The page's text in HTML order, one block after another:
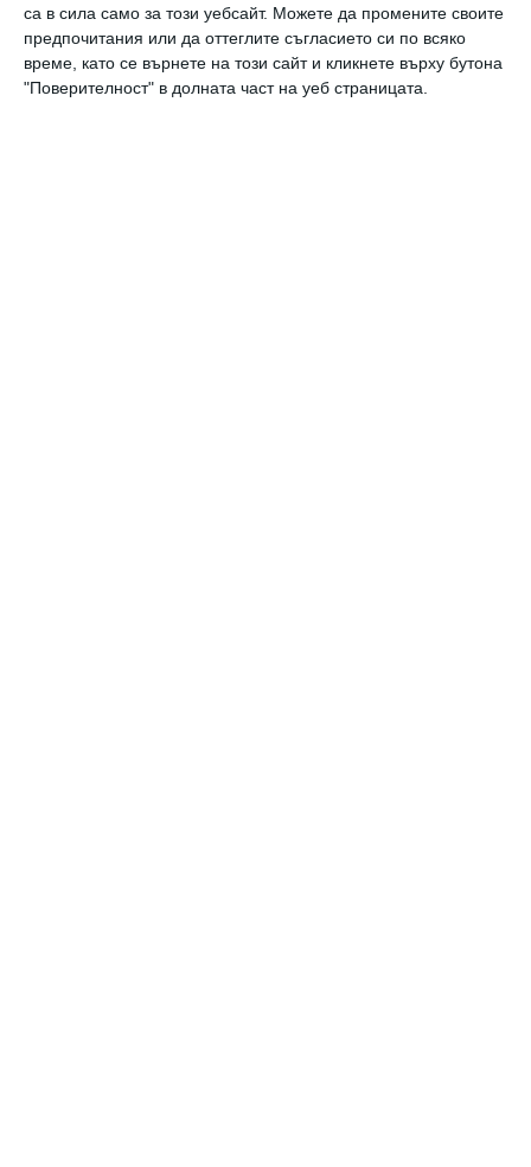
са в сила само за този уебсайт. Можете да промените своите
предпочитания или да оттеглите съгласието си по всяко
време, като се върнете на този сайт и кликнете върху бутона
"Поверителност" в долната част на уеб страницата.
През първия триместър на бременността
щитовидната жлеза на плода все още не
работи и цялата нервна система на детето